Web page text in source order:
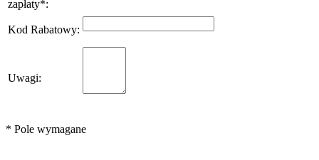
zapłaty*:
Kod Rabatowy:
Uwagi:
* Pole wymagane